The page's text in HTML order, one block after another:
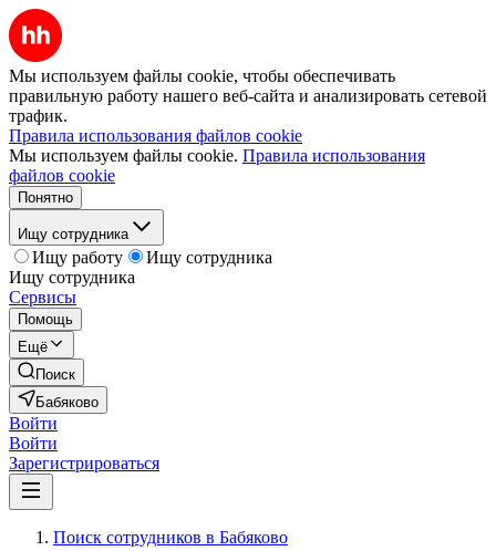
Мы используем файлы cookie, чтобы обеспечивать
правильную работу нашего веб-сайта и анализировать сетевой
трафик.
Правила использования файлов cookie
Мы используем файлы cookie. Правила использования
файлов cookie
Понятно
Ищу сотрудника
Ищу работу
Ищу сотрудника
Ищу сотрудника
Сервисы
Помощь
Ещё
Поиск
Бабяково
Войти
Войти
Зарегистрироваться
Поиск сотрудников в Бабяково